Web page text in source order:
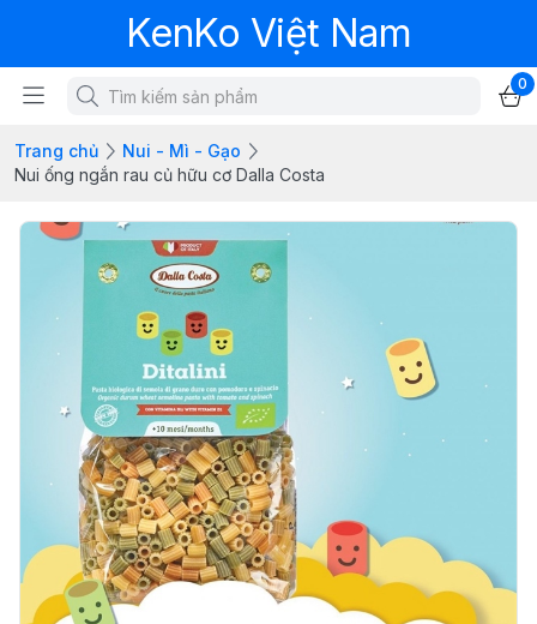
KenKo Việt Nam
0
Trang chủ
Nui - Mì - Gạo
Nui ống ngắn rau củ hữu cơ Dalla Costa